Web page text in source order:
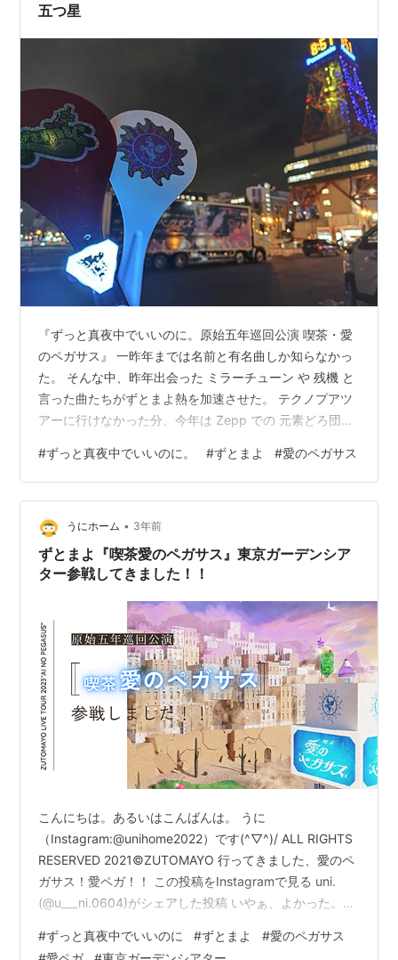
五つ星
『ずっと真夜中でいいのに。原始五年巡回公演 喫茶・愛
のペガサス』 一昨年までは名前と有名曲しか知らなかっ
た。 そんな中、昨年出会った ミラーチューン や 残機 と
言った曲たちがずとまよ熱を加速させた。 テクノプアツ
アーに行けなかった分、今年は Zepp での 元素どろ団子
ACAねさんに会えるなんて本当に幸せだね。 同じく昨年
3回会えたみすたーなんちゃらさんを思い出すなあ。 そ
ういえば miss you のチケットはどこだろうね。 師走に
突入した愛ペガ札幌店の思い出を残すよ。 開演前 【カナ
モトホール】 学生のとき以来6年ぶりの会場。 ち…
#ずっと真夜中でいいのに。 #ずとまよ #愛のペガサス
うにホーム • 3年前
ずとまよ『喫茶愛のペガサス』東京ガーデンシア
ター参戦してきました！！
こんにちは。あるいはこんばんは。 うに
（Instagram:@unihome2022）です(^▽^)/ ALL RIGHTS
RESERVED 2021©ZUTOMAYO 行ってきました、愛のペ
ガサス！愛ペガ！！ この投稿をInstagramで見る uni.
(@u___ni.0604)がシェアした投稿 いやぁ、よかった。。
ほんとよかった！！ 【重要なお知らせ】明日からの京都
#ずっと真夜中でいいのに #ずとまよ #愛のペガサス